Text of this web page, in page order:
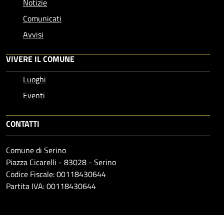
Notizie
Comunicati
Avvisi
VIVERE IL COMUNE
Luoghi
Eventi
CONTATTI
Comune di Serino
Piazza Cicarelli - 83028 - Serino
Codice Fiscale: 00118430644
Partita IVA: 00118430644